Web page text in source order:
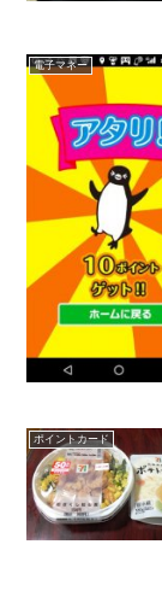
電子マネー
ポイントカード